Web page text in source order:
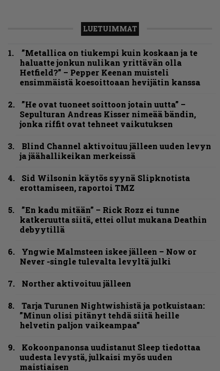
LUETUIMMAT
”Metallica on tiukempi kuin koskaan ja te
haluatte jonkun nulikan yrittävän olla
Hetfield?” – Pepper Keenan muisteli
ensimmäistä koesoittoaan hevijätin kanssa
”He ovat tuoneet soittoon jotain uutta” –
Sepulturan Andreas Kisser nimeää bändin,
jonka riffit ovat tehneet vaikutuksen
Blind Channel aktivoituu jälleen uuden levyn
ja jäähallikeikan merkeissä
Sid Wilsonin käytös syynä Slipknotista
erottamiseen, raportoi TMZ
”En kadu mitään” – Rick Rozz ei tunne
katkeruutta siitä, ettei ollut mukana Deathin
debyytillä
Yngwie Malmsteen iskee jälleen – Now or
Never -single tulevalta levyltä julki
Norther aktivoituu jälleen
Tarja Turunen Nightwishistä ja potkuistaan:
”Minun olisi pitänyt tehdä siitä heille
helvetin paljon vaikeampaa”
Kokoonpanonsa uudistanut Sleep tiedottaa
uudesta levystä, julkaisi myös uuden
maistiaisen